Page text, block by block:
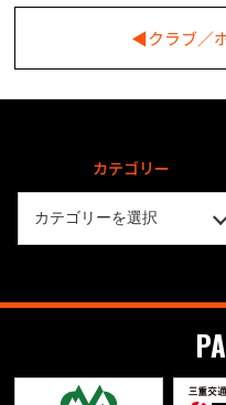
◀︎クラブ／
カテゴリー